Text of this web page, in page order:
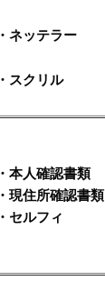
・ネッテラー
・スクリル
・本人確認書類
・現住所確認書類
・セルフィ